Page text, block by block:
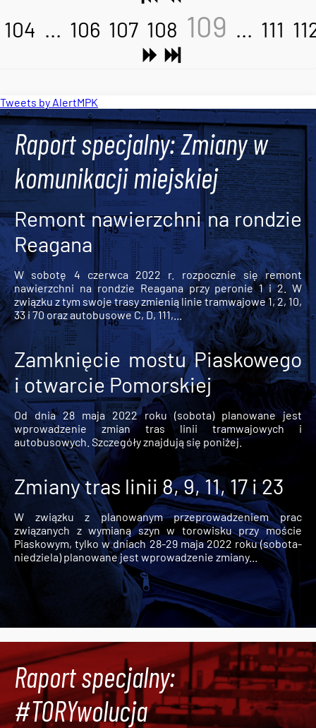
104 ... 106 107 108 109 ... 111
Tweets by AlertMPK
Raport specjalny: Zmiany w
komunikacji miejskiej
Remont nawierzchni na rondzie
Reagana
W sobotę 4 czerwca 2022 r. rozpocznie się remont
nawierzchni na rondzie Reagana przy peronie 1 i 2. W
związku z tym swoje trasy zmienią linie tramwajowe 1, 2, 10,
33 i 70 oraz autobusowe C, D, 111,...
Zamknięcie mostu Piaskowego
i otwarcie Pomorskiej
Od dnia 28 maja 2022 roku (sobota) planowane jest
wprowadzenie zmian tras linii tramwajowych i
autobusowych. Szczegóły znajdują się poniżej.
Zmiany tras linii 8, 9, 11, 17 i 23
W związku z planowanym przeprowadzeniem prac
związanych z wymianą szyn w torowisku przy moście
Piaskowym, tylko w dniach 28-29 maja 2022 roku (sobota-
niedziela) planowane jest wprowadzenie zmiany...
Raport specjalny:
#TORYwolucja